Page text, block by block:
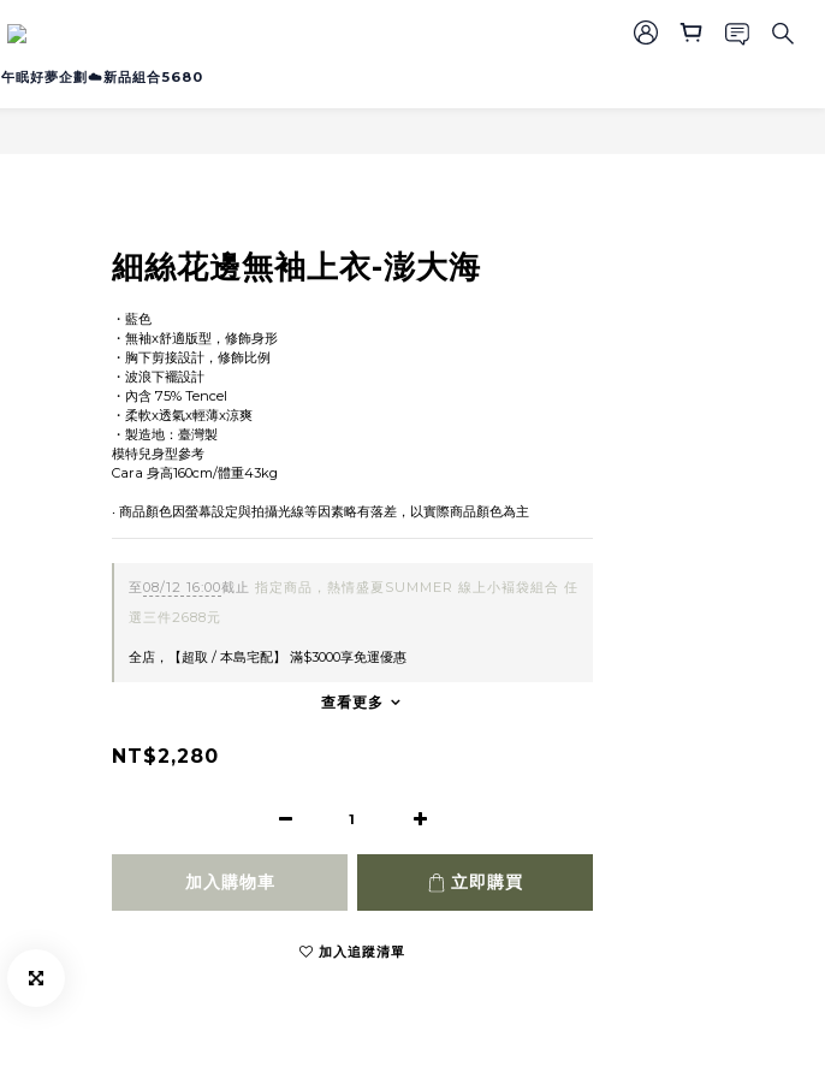
午眠好夢企劃☁️新品組合5680
細絲花邊無袖上衣-澎大海
・藍色
・無袖x舒適版型，修飾身形
・胸下剪接設計，修飾比例
・波浪下襬設計
・內含 75% Tencel
・柔軟x透氣x輕薄x涼爽
・製造地：臺灣製
模特兒身型參考
Cara 身高160cm/體重43kg
‧ 商品顏色因螢幕設定與拍攝光線等因素略有落差，以實際商品顏色為主
至08/12 16:00截止 指定商品，熱情盛夏SUMMER 線上小褔袋組合 任
選三件2688元
全店，【超取 / 本島宅配】 滿$3000享免運優惠
查看更多
NT$2,280
加入購物車 立即購買
加入追蹤清單